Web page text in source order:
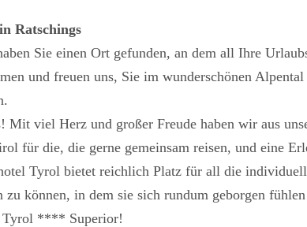
Ratschings
Sie einen Ort gefunden, an dem all Ihre
und freuen uns, Sie im wunderschönen
viel Herz und großer Freude haben wir aus
für die, die gerne gemeinsam reisen, und eine
Tyrol bietet reichlich Platz für all die
können, in dem sie sich rundum geborgen
Tyrol **** Superior!